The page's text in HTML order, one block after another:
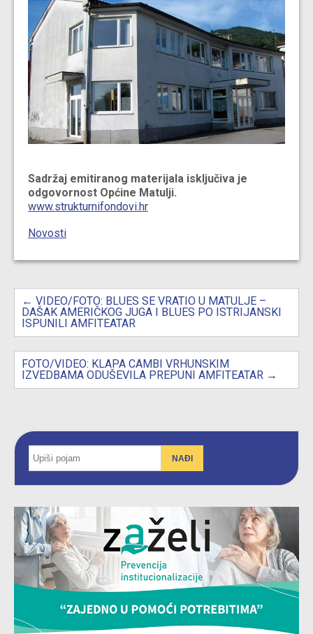
Sadržaj emitiranog materijala isključiva je
odgovornost Općine Matulji.
www.strukturnifondovi.hr
Novosti
Post
navigation
← VIDEO/FOTO: BLUES SE VRATIO U MATULJE –
DAŠAK AMERIČKOG JUGA I BLUES PO ISTRIJANSKI
ISPUNILI AMFITEATAR
FOTO/VIDEO: KLAPA CAMBI VRHUNSKIM
IZVEDBAMA ODUŠEVILA PREPUNI AMFITEATAR →
NAĐI